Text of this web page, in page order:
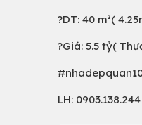
?DT: 40 m²(
?Giá: 5.5 tỷ(
LH: